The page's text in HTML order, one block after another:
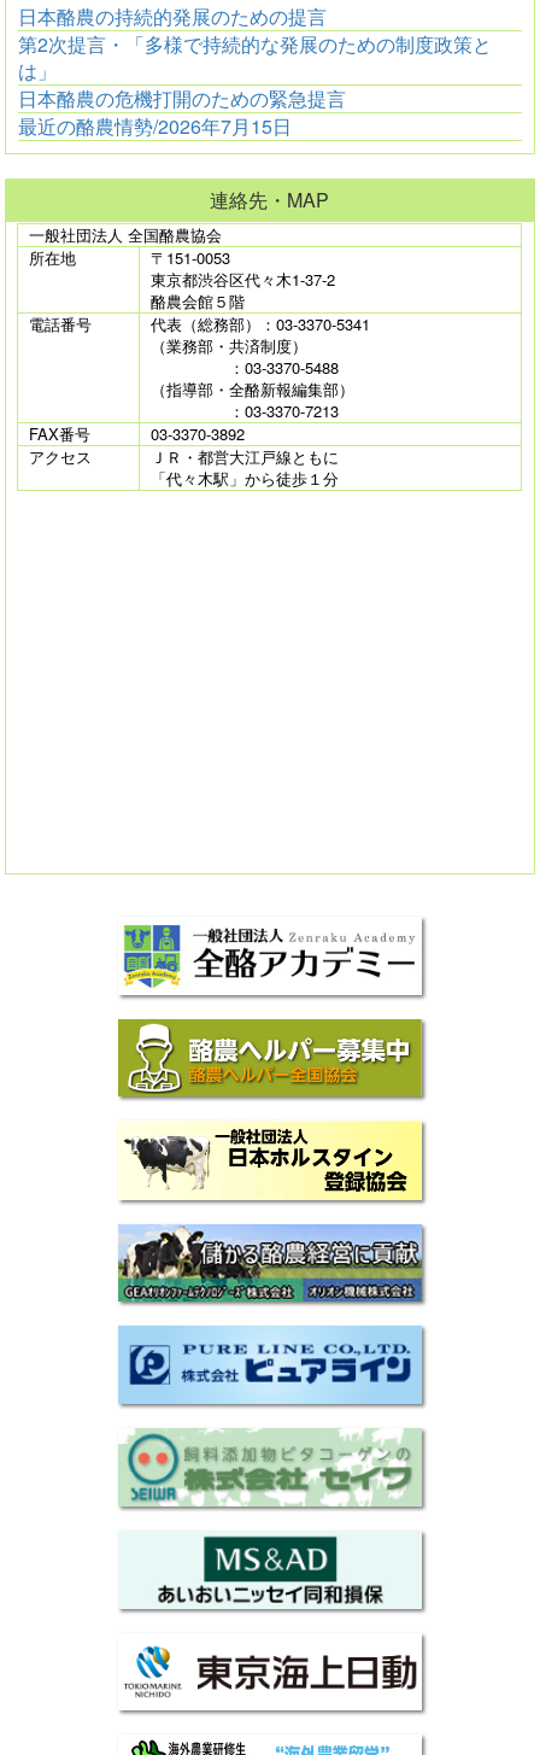
日本酪農の持続的発展のための提言
第2次提言・「多様で持続的な発展のための制度政策と
は」
日本酪農の危機打開のための緊急提言
最近の酪農情勢/2026年7月15日
連絡先・MAP
一般社団法人 全国酪農協会
所在地
〒151-0053
東京都渋谷区代々木1-37-2
酪農会館５階
電話番号
代表（総務部）：03-3370-5341
（業務部・共済制度）
：03-3370-5488
（指導部・全酪新報編集部）
：03-3370-7213
FAX番号
03-3370-3892
アクセス
ＪＲ・都営大江戸線ともに
「代々木駅」から徒歩１分